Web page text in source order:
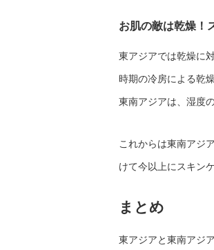
お肌の敵は乾燥！
東アジアでは乾燥に
時期の冷房による乾
東南アジアは、湿度
これからは東南アジ
けて今以上にスキン
まとめ
東アジアと東南アジ